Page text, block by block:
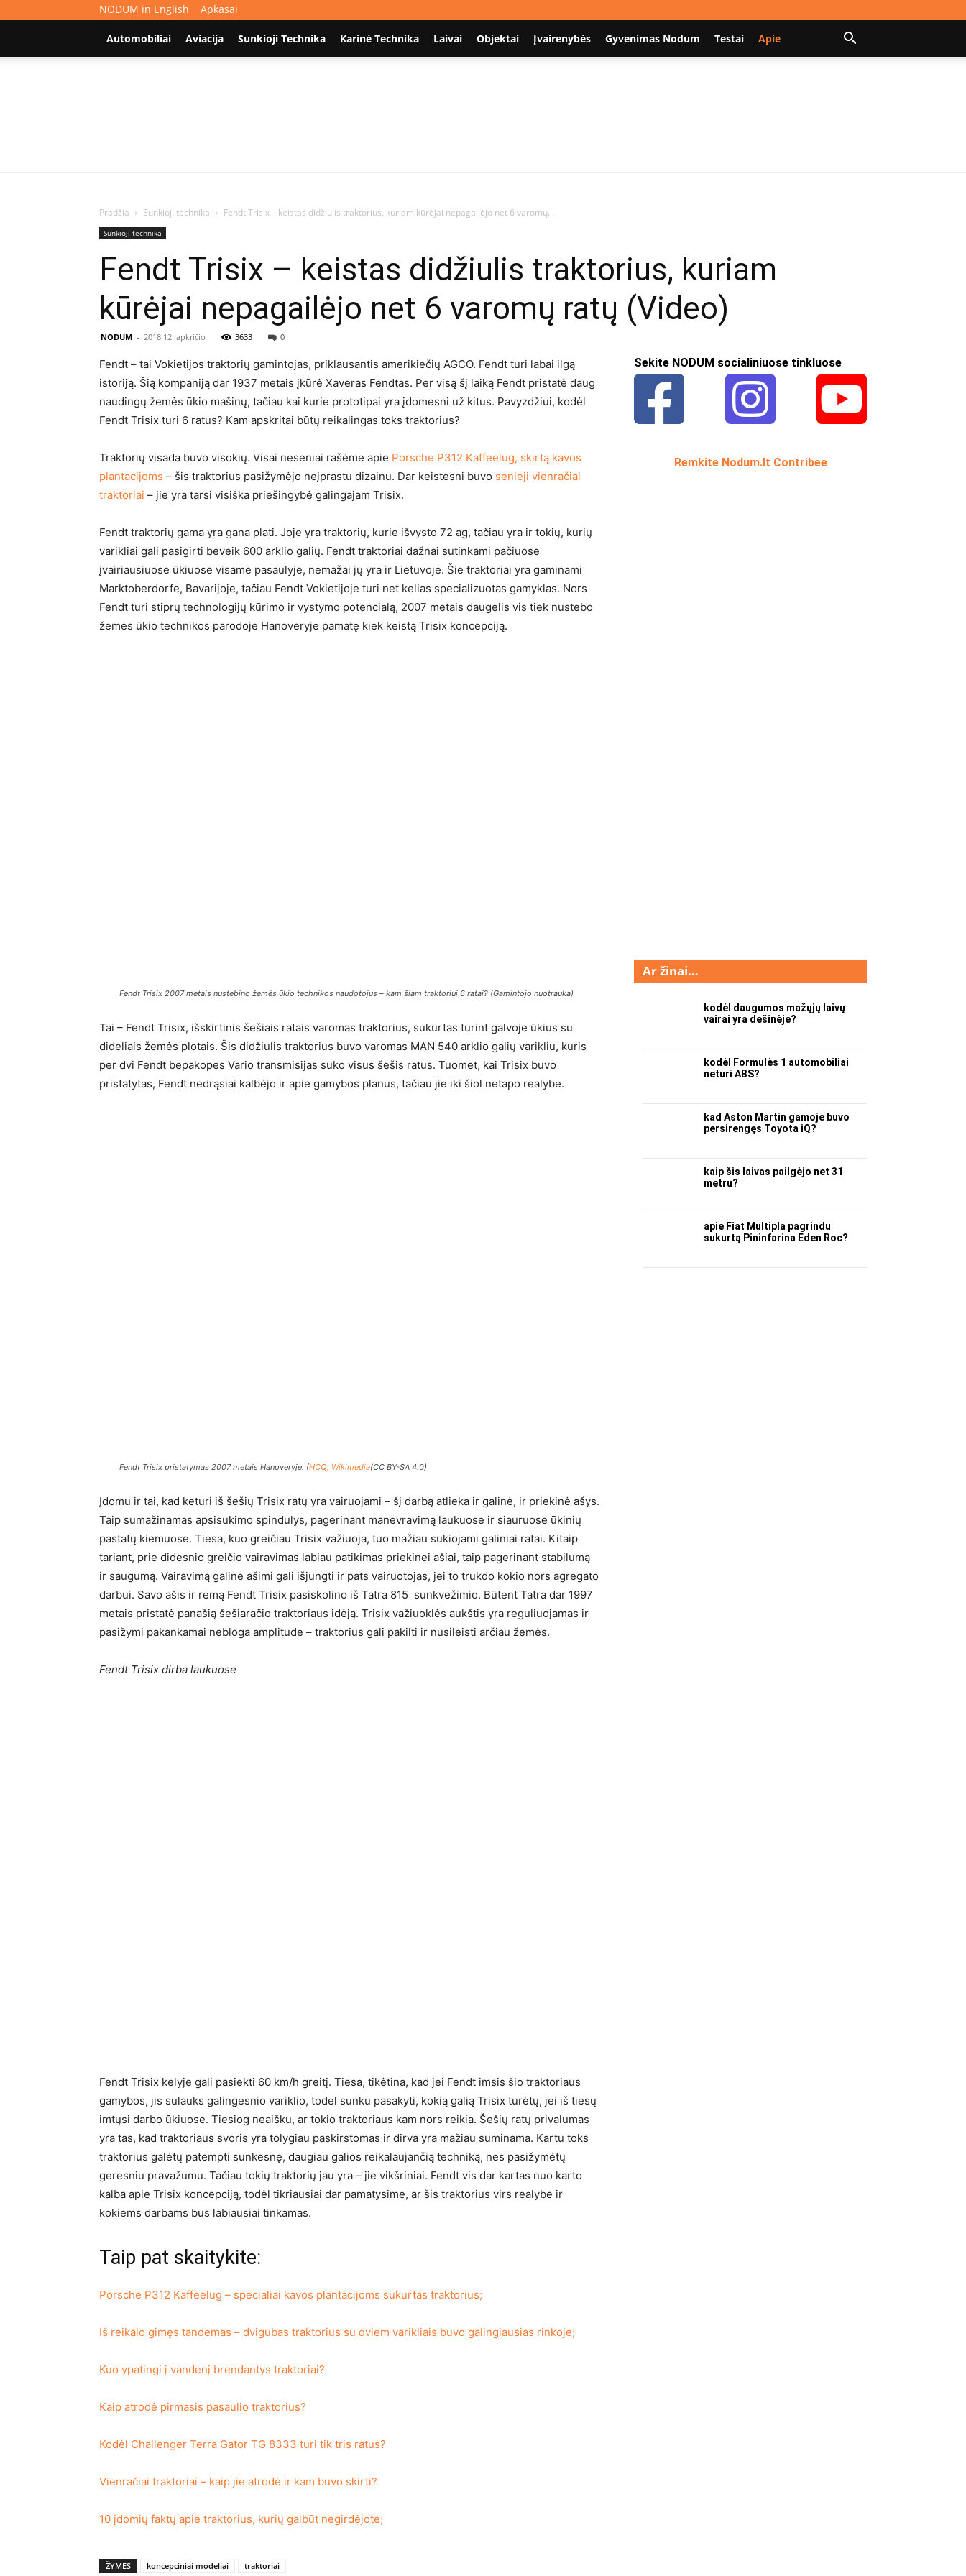
NODUM in English Apkasai
Automobiliai Aviacija Sunkioji Technika Karinė Technika Laivai Objektai Įvairenybės Gyvenimas Nodum Testai Apie
Pradžia Sunkioji technika Fendt Trisix – keistas didžiulis traktorius, kuriam kūrėjai nepagailėjo net 6 varomų...
Sunkioji technika
Fendt Trisix – keistas didžiulis traktorius, kuriam
kūrėjai nepagailėjo net 6 varomų ratų (Video)
NODUM - 2018 12 lapkričio 3633 0
Fendt – tai Vokietijos traktorių gamintojas, priklausantis amerikiečių AGCO. Fendt turi labai ilgą
istoriją. Šią kompaniją dar 1937 metais įkūrė Xaveras Fendtas. Per visą šį laiką Fendt pristatė daug
naudingų žemės ūkio mašinų, tačiau kai kurie prototipai yra įdomesni už kitus. Pavyzdžiui, kodėl
Fendt Trisix turi 6 ratus? Kam apskritai būtų reikalingas toks traktorius?
Traktorių visada buvo visokių. Visai neseniai rašėme apie Porsche P312 Kaffeelug, skirtą kavos
plantacijoms – šis traktorius pasižymėjo neįprastu dizainu. Dar keistesni buvo senieji vienračiai
traktoriai – jie yra tarsi visiška priešingybė galingajam Trisix.
Fendt traktorių gama yra gana plati. Joje yra traktorių, kurie išvysto 72 ag, tačiau yra ir tokių, kurių
varikliai gali pasigirti beveik 600 arklio galių. Fendt traktoriai dažnai sutinkami pačiuose
įvairiausiuose ūkiuose visame pasaulyje, nemažai jų yra ir Lietuvoje. Šie traktoriai yra gaminami
Marktoberdorfe, Bavarijoje, tačiau Fendt Vokietijoje turi net kelias specializuotas gamyklas. Nors
Fendt turi stiprų technologijų kūrimo ir vystymo potencialą, 2007 metais daugelis vis tiek nustebo
žemės ūkio technikos parodoje Hanoveryje pamatę kiek keistą Trisix koncepciją.
Fendt Trisix 2007 metais nustebino žemės ūkio technikos naudotojus – kam šiam traktoriui 6 ratai? (Gamintojo nuotrauka)
Tai – Fendt Trisix, išskirtinis šešiais ratais varomas traktorius, sukurtas turint galvoje ūkius su
dideliais žemės plotais. Šis didžiulis traktorius buvo varomas MAN 540 arklio galių varikliu, kuris
per dvi Fendt bepakopes Vario transmisijas suko visus šešis ratus. Tuomet, kai Trisix buvo
pristatytas, Fendt nedrąsiai kalbėjo ir apie gamybos planus, tačiau jie iki šiol netapo realybe.
Fendt Trisix pristatymas 2007 metais Hanoveryje. (HCQ, Wikimedia(CC BY-SA 4.0)
Įdomu ir tai, kad keturi iš šešių Trisix ratų yra vairuojami – šį darbą atlieka ir galinė, ir priekinė ašys.
Taip sumažinamas apsisukimo spindulys, pagerinant manevravimą laukuose ir siauruose ūkinių
pastatų kiemuose. Tiesa, kuo greičiau Trisix važiuoja, tuo mažiau sukiojami galiniai ratai. Kitaip
tariant, prie didesnio greičio vairavimas labiau patikimas priekinei ašiai, taip pagerinant stabilumą
ir saugumą. Vairavimą galine ašimi gali išjungti ir pats vairuotojas, jei to trukdo kokio nors agregato
darbui. Savo ašis ir rėmą Fendt Trisix pasiskolino iš Tatra 815 sunkvežimio. Būtent Tatra dar 1997
metais pristatė panašią šešiaračio traktoriaus idėją. Trisix važiuoklės aukštis yra reguliuojamas ir
pasižymi pakankamai nebloga amplitude – traktorius gali pakilti ir nusileisti arčiau žemės.
Fendt Trisix dirba laukuose
Fendt Trisix kelyje gali pasiekti 60 km/h greitį. Tiesa, tikėtina, kad jei Fendt imsis šio traktoriaus
gamybos, jis sulauks galingesnio variklio, todėl sunku pasakyti, kokią galią Trisix turėtų, jei iš tiesų
imtųsi darbo ūkiuose. Tiesiog neaišku, ar tokio traktoriaus kam nors reikia. Šešių ratų privalumas
yra tas, kad traktoriaus svoris yra tolygiau paskirstomas ir dirva yra mažiau suminama. Kartu toks
traktorius galėtų patempti sunkesnę, daugiau galios reikalaujančią techniką, nes pasižymėtų
geresniu pravažumu. Tačiau tokių traktorių jau yra – jie vikšriniai. Fendt vis dar kartas nuo karto
kalba apie Trisix koncepciją, todėl tikriausiai dar pamatysime, ar šis traktorius virs realybe ir
kokiems darbams bus labiausiai tinkamas.
Taip pat skaitykite:
Porsche P312 Kaffeelug – specialiai kavos plantacijoms sukurtas traktorius;
Iš reikalo gimęs tandemas – dvigubas traktorius su dviem varikliais buvo galingiausias rinkoje;
Kuo ypatingi į vandenį brendantys traktoriai?
Kaip atrodė pirmasis pasaulio traktorius?
Kodėl Challenger Terra Gator TG 8333 turi tik tris ratus?
Vienračiai traktoriai – kaip jie atrodė ir kam buvo skirti?
10 įdomių faktų apie traktorius, kurių galbūt negirdėjote;
ŽYMĖS koncepciniai modeliai traktoriai
Sekite NODUM socialiniuose tinkluose
Remkite Nodum.lt Contribee
Ar žinai…
kodėl daugumos mažųjų laivų
vairai yra dešinėje?
kodėl Formulės 1 automobiliai
neturi ABS?
kad Aston Martin gamoje buvo
persirengęs Toyota iQ?
kaip šis laivas pailgėjo net 31
metru?
apie Fiat Multipla pagrindu
sukurtą Pininfarina Eden Roc?